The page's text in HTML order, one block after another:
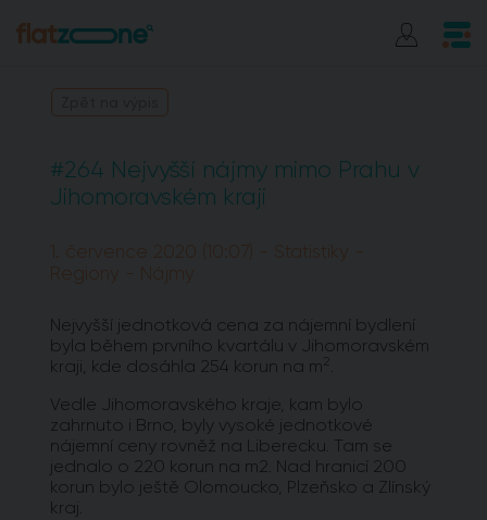
#264 Nejvyšší nájmy mimo Prahu v
Jihomoravském kraji
1. července 2020 (10:07) - Statistiky -
Regiony - Nájmy
Nejvyšší jednotková cena za nájemní bydlení
byla během prvního kvartálu v Jihomoravském
kraji, kde dosáhla 254 korun na m2 .
Vedle Jihomoravského kraje, kam bylo
zahrnuto i Brno, byly vysoké jednotkové
nájemní ceny rovněž na Liberecku. Tam se
jednalo o 220 korun na m2. Nad hranicí 200
korun bylo ještě Olomoucko, Plzeňsko a Zlínský
kraj.